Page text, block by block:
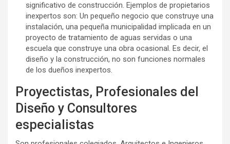
significativo de construcción. Ejemplos de propietarios
inexpertos son: Un pequeño negocio que construye una
instalación, una pequeña municipalidad implicada en un
proyecto de tratamiento de aguas servidas o una
escuela que construye una obra ocasional. Es decir, el
diseño y la construcción, no son funciones normales
de los dueños inexpertos.
Proyectistas, Profesionales del
Diseño y Consultores
especialistas